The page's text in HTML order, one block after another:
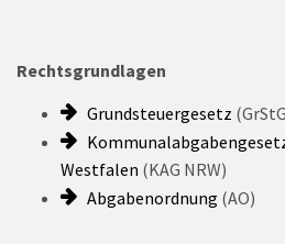
Rechtsgrundlagen
Grundsteuergesetz
Westfalen (KAG NRW)
Abgabenordnung (AO)